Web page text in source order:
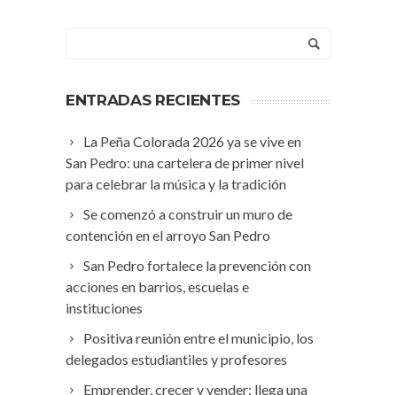
ENTRADAS RECIENTES
La Peña Colorada 2026 ya se vive en
San Pedro: una cartelera de primer nivel
para celebrar la música y la tradición
Se comenzó a construir un muro de
contención en el arroyo San Pedro
San Pedro fortalece la prevención con
acciones en barrios, escuelas e
instituciones
Positiva reunión entre el municipio, los
delegados estudiantiles y profesores
Emprender, crecer y vender: llega una